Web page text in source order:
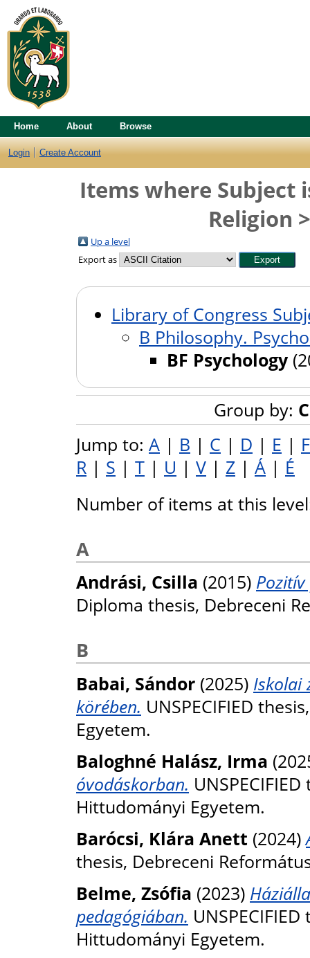
Home About Browse
Login Create Account
Items where Subject
Religion
Up a level
Export as
Library of Congress
B Philosophy.
BF Psychology
Group by:
Jump to: A | B | C | D | E | F
R | S | T | U | V | Z | Á | É
Number of items at this
A
Andrási, Csilla (2015)
Diploma thesis, Debreceni
B
Babai, Sándor (2025) Iskolai
körében. UNSPECIFIED
Egyetem.
Baloghné Halász, Irma
óvodáskorban.
Hittudományi Egyetem.
Barócsi, Klára Anett (2024)
thesis, Debreceni
Belme, Zsófia (2023)
pedagógiában.
Hittudományi Egyetem.